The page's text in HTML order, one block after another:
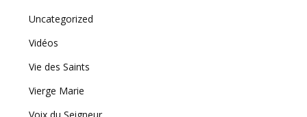
Uncategorized
Vidéos
Vie des Saints
Vierge Marie